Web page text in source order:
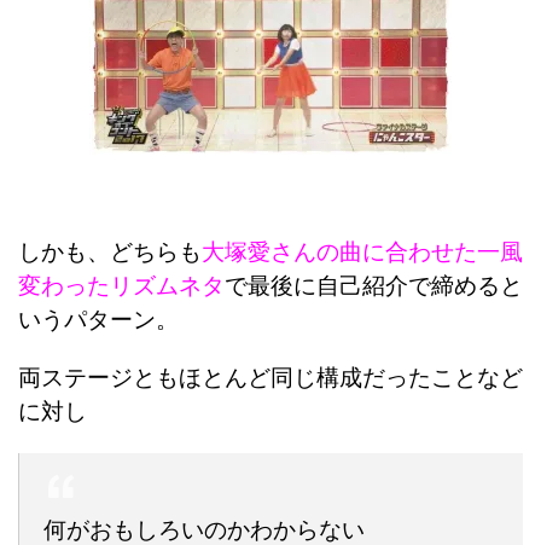
しかも、どちらも大塚愛さんの曲に合わせた一風
変わったリズムネタで最後に自己紹介で締めると
いうパターン。
両ステージともほとんど同じ構成だったことなど
に対し
何がおもしろいのかわからない